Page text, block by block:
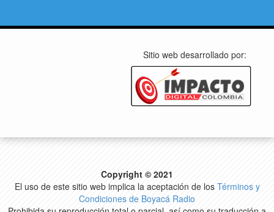
Sitio web desarrollado por:
Copyright © 2021
El uso de este sitio web implica la aceptación de los Términos y
Condiciones de Boyacá Radio